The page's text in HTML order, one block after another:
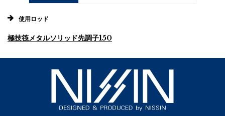
使用ロッド
極技筏メタルソリッド先調子150